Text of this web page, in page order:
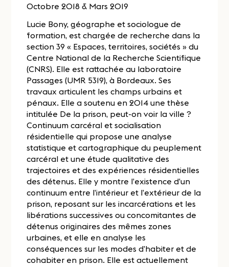
Octobre 2018 & Mars 2019
Lucie Bony, géographe et sociologue de
formation, est chargée de recherche dans la
section 39 « Espaces, territoires, sociétés » du
Centre National de la Recherche Scientifique
(CNRS). Elle est rattachée au laboratoire
Passages (UMR 5319), à Bordeaux. Ses
travaux articulent les champs urbains et
pénaux. Elle a soutenu en 2014 une thèse
intitulée De la prison, peut-on voir la ville ?
Continuum carcéral et socialisation
résidentielle qui propose une analyse
statistique et cartographique du peuplement
carcéral et une étude qualitative des
trajectoires et des expériences résidentielles
des détenus. Elle y montre l’existence d’un
continuum entre l’intérieur et l’extérieur de la
prison, reposant sur les incarcérations et les
libérations successives ou concomitantes de
détenus originaires des mêmes zones
urbaines, et elle en analyse les
conséquences sur les modes d’habiter et de
cohabiter en prison. Elle est actuellement